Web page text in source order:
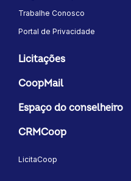
Trabalhe Conosco
Portal de Privacidade
Licitações
CoopMail
Espaço do conselheiro
CRMCoop
LicitaCoop